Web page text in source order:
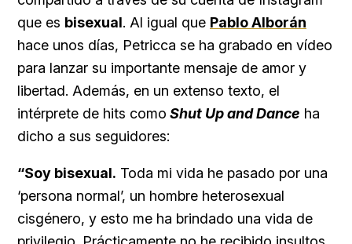
que es bisexual. Al igual que Pablo Alborán
hace unos días, Petricca se ha grabado en vídeo
para lanzar su importante mensaje de amor y
libertad. Además, en un extenso texto, el
intérprete de hits como Shut Up and Dance ha
dicho a sus seguidores:
“Soy bisexual. Toda mi vida he pasado por una
‘persona normal’, un hombre heterosexual
cisgénero, y esto me ha brindado una vida de